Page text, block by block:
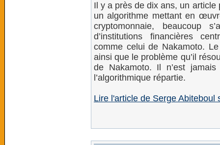
Il y a près de dix ans, un
un algorithme mettant en
cryptomonnaie, beaucoup
d’institutions financières
comme celui de Nakamoto.
ainsi que le problème qu’il
de Nakamoto. Il n’est
l’algorithmique répartie.
Lire l'article de Serge Abiteboul